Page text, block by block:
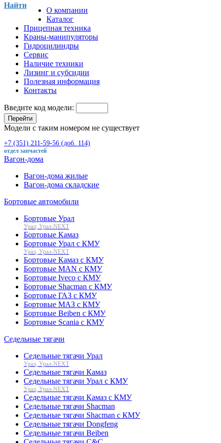
Найти
О компании
Каталог
Прицепная техника
Краны-манипуляторы
Гидроцилиндры
Сервис
Наличие техники
Лизинг и субсидии
Полезная информация
Контакты
Введите код модели:
Перейти
Модели с таким номером не существует
+7 (351) 211-59-56 (доб. 114)
отдел запчастей
Вагон-дома
Вагон-дома жилые
Вагон-дома складские
Бортовые автомобили
Бортовые Урал
Урал, Урал-NEXT
Бортовые Камаз
Бортовые Урал с КМУ
Урал, Урал-NEXT
Бортовые Камаз с КМУ
Бортовые MAN с КМУ
Бортовые Iveco с КМУ
Бортовые Shacman с КМУ
Бортовые ГАЗ с КМУ
Бортовые МАЗ с КМУ
Бортовые Beiben с КМУ
Бортовые Scania с КМУ
Седельные тягачи
Седельные тягачи Урал
Урал, Урал-NEXT
Седельные тягачи Камаз
Седельные тягачи Урал с КМУ
Урал, Урал-NEXT
Седельные тягачи Камаз с КМУ
Седельные тягачи Shacman
Седельные тягачи Shacman с КМУ
Седельные тягачи Dongfeng
Седельные тягачи Beiben